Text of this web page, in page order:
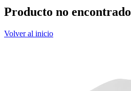
Producto no encontrado
Volver al inicio